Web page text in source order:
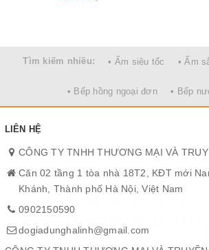
phẩm được kiểm soát chất lượng bởi
Tìm kiếm nhiều: • Ấm siêu tốc • Ấm
• Bếp hồng ngoại đơn • Bếp
LIÊN HỆ
CÔNG TY TNHH THƯƠNG MẠI VÀ
Căn 02 tầng 1 tòa nhà 18T2, KĐT mới
Khánh, Thành phố Hà Nội, Việt Nam
0902150590
dogiadunghalinh@gmail.com